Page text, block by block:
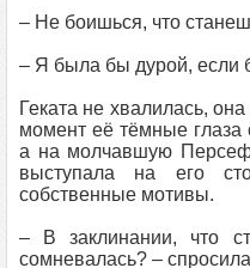
– Не боишься, что
– Я была бы дурой, если
Геката не хвалилась,
момент её тёмные глаза
а на молчавшую
выступала на его
собственные мотивы.
– В заклинании, что
сомневалась? –